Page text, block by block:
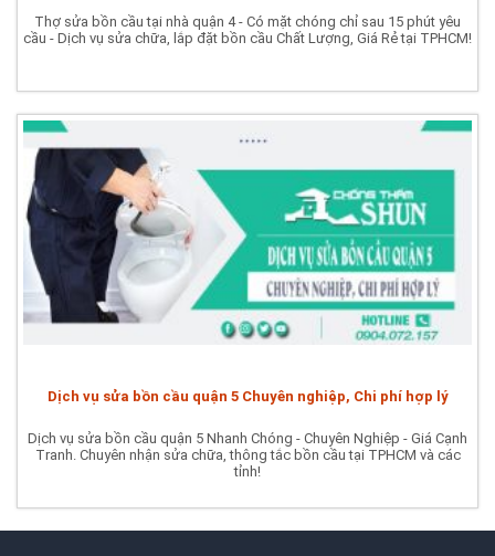
Thợ sửa bồn cầu tại nhà quận 4 - Có mặt chóng chỉ sau 15 phút yêu
cầu - Dịch vụ sửa chữa, lắp đặt bồn cầu Chất Lượng, Giá Rẻ tại TPHCM!
Dịch vụ sửa bồn cầu quận 5 Chuyên nghiệp, Chi phí hợp lý
Dịch vụ sửa bồn cầu quận 5 Nhanh Chóng - Chuyên Nghiệp - Giá Cạnh
Tranh. Chuyên nhận sửa chữa, thông tắc bồn cầu tại TPHCM và các
tỉnh!